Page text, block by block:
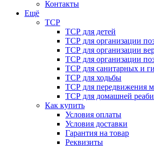
Контакты
Ещё
ТСР
ТСР для детей
ТСР для организации
ТСР для организации
ТСР для организации
ТСР для санитарных и
ТСР для ходьбы
ТСР для передвижения
ТСР для домашней
Как купить
Условия оплаты
Условия доставки
Гарантия на товар
Реквизиты